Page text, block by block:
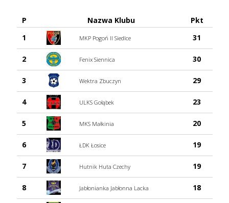
P Nazwa Klubu
Pkt
1
MKP Pogoń II Siedlce 31
2 Fenix Siennica 30
3 Wektra Zbuczyn 29
4 ULKS Gołąbek 23
5 MKS Małkinia 20
6 ŁDK Łosice 19
7 Hutnik Huta Czechy 19
8 Jabłonianka Jabłonna Lacka 18